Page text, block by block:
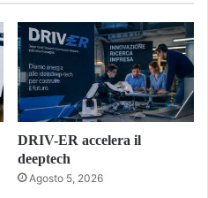
DRIV-ER accelera il
deeptech
Agosto 5, 2026